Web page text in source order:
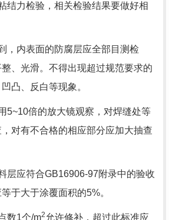
结力检验，相关检验结果要做好相
，内表面的防腐层应全部目测检
、光滑。不得出现超过规范要求的
凸、反白等现象。
5~10倍的放大镜观察，对焊缝处等
对有不合格的相应部分应加大抽查
层应符合GB16906-97附录中的验收
于大于涂覆面积的5%。
数1个/m2 允许修补，超过此标准应